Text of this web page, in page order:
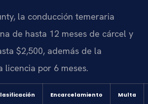
la conducción temeraria
de hasta 12 meses de cárcel y
$2,500, además de la
licencia por 6 meses.
Encarcelamiento Multa